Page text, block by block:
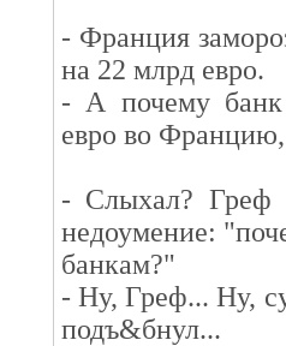
- Франция
на 22 млрд евро.
- А почему
евро во
- Слыхал? Греф
недоумение:
банкам?"
- Ну, Греф... Ну,
подъ&бнул...